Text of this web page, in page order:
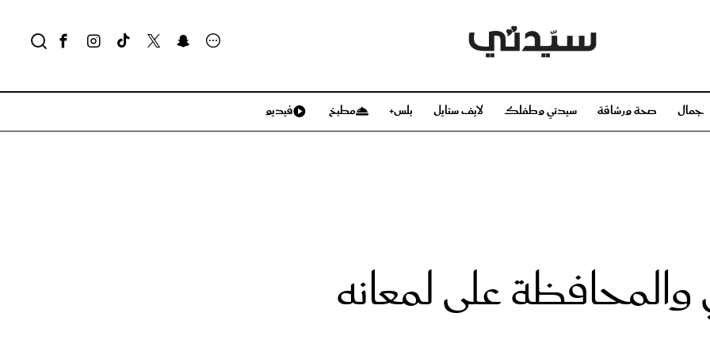
جمال صحة ورشاقة سيدتي وطفلك لايف ستايل بلس+ مطبخ فيديو
على لمعانهمجلة سيدتي
مناسبات X سيدتي